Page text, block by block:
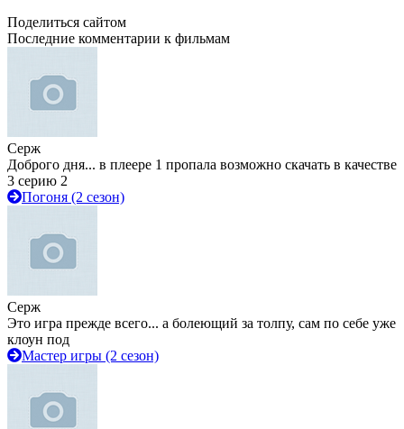
Поделиться сайтом
Последние комментарии к фильмам
Серж
Доброго дня... в плеере 1 пропала возможно скачать в качестве
3 серию 2
Погоня (2 сезон)
Серж
Это игра прежде всего... а болеющий за толпу, сам по себе уже
клоун под
Мастер игры (2 сезон)